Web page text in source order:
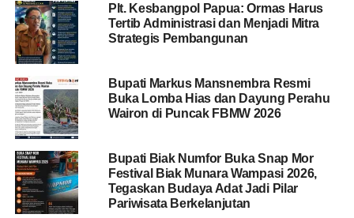
Plt. Kesbangpol Papua: Ormas Harus
Tertib Administrasi dan Menjadi Mitra
Strategis Pembangunan
Bupati Markus Mansnembra Resmi
Buka Lomba Hias dan Dayung Perahu
Wairon di Puncak FBMW 2026
Bupati Biak Numfor Buka Snap Mor
Festival Biak Munara Wampasi 2026,
Tegaskan Budaya Adat Jadi Pilar
Pariwisata Berkelanjutan